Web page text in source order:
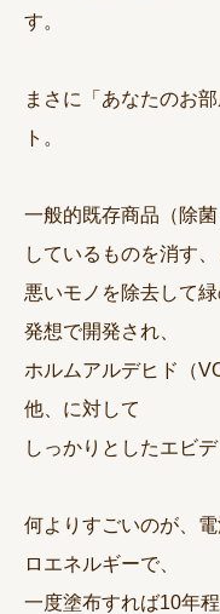
す。
まさに「あなたのお
ト。
一般的既存商品（除
しているものを消す
悪いモノを除去して
発想で開発され、
ホルムアルデヒド（
他、に対して
しっかりとしたエビ
何よりすごいのが、
ロエネルギーで、
一度塗布すれば10年